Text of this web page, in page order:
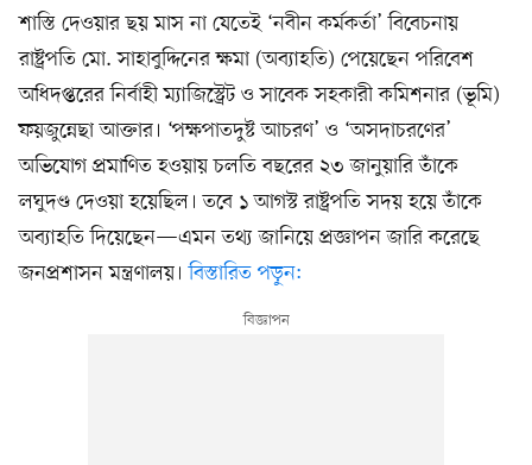
শাস্তি দেওয়ার ছয় মাস না যেতেই ‘নবীন কর্মকর্তা’ বিবেচনায়
রাষ্ট্রপতি মো. সাহাবুদ্দিনের ক্ষমা (অব্যাহতি) পেয়েছেন পরিবেশ
অধিদপ্তরের নির্বাহী ম্যাজিস্ট্রেট ও সাবেক সহকারী কমিশনার (ভূমি)
ফয়জুন্নেছা আক্তার। ‘পক্ষপাতদুষ্ট আচরণ’ ও ‘অসদাচরণের’
অভিযোগ প্রমাণিত হওয়ায় চলতি বছরের ২৩ জানুয়ারি তাঁকে
লঘুদণ্ড দেওয়া হয়েছিল। তবে ১ আগস্ট রাষ্ট্রপতি সদয় হয়ে তাঁকে
অব্যাহতি দিয়েছেন—এমন তথ্য জানিয়ে প্রজ্ঞাপন জারি করেছে
জনপ্রশাসন মন্ত্রণালয়।বিস্তারিত পড়ুন: